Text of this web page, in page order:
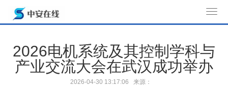
o
2026电机系统及其控制学科与
产业交流大会在武汉成功举办
2026-04-30 13:17:06 来源：